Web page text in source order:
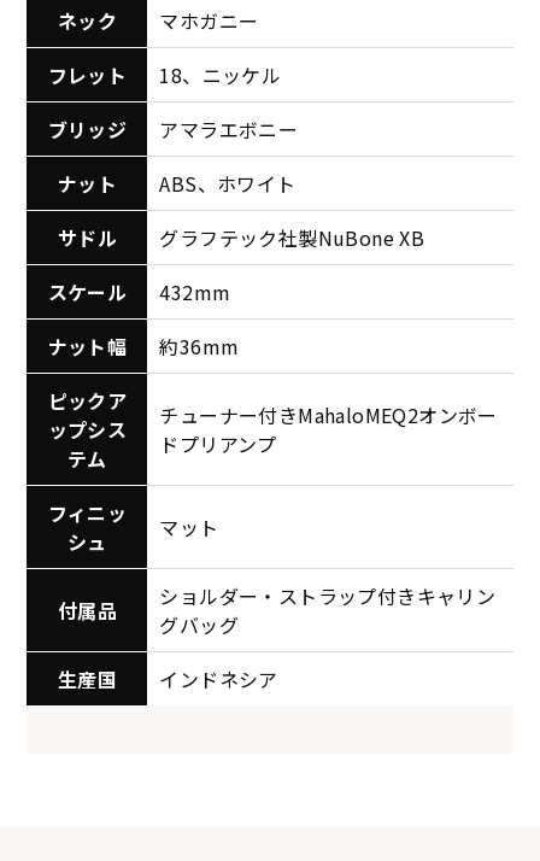
ネック
マホガニー
フレット
18、ニッケル
ブリッジ
アマラエボニー
ナット
ABS、ホワイト
サドル
グラフテック社製NuBone XB
スケール
432mm
ナット幅
約36mm
ピックア
ップシス
テム
チューナー付きMahaloMEQ2オンボー
ドプリアンプ
フィニッ
シュ
マット
付属品
ショルダー・ストラップ付きキャリン
グバッグ
生産国
インドネシア